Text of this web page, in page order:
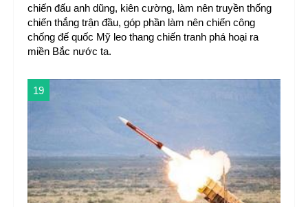
chiến đấu anh dũng, kiên cường, làm nên truyền thống
chiến thắng trận đầu, góp phần làm nên chiến công
chống đế quốc Mỹ leo thang chiến tranh phá hoại ra
miền Bắc nước ta.
19